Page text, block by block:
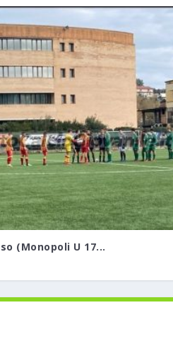
(Monopoli U 17...